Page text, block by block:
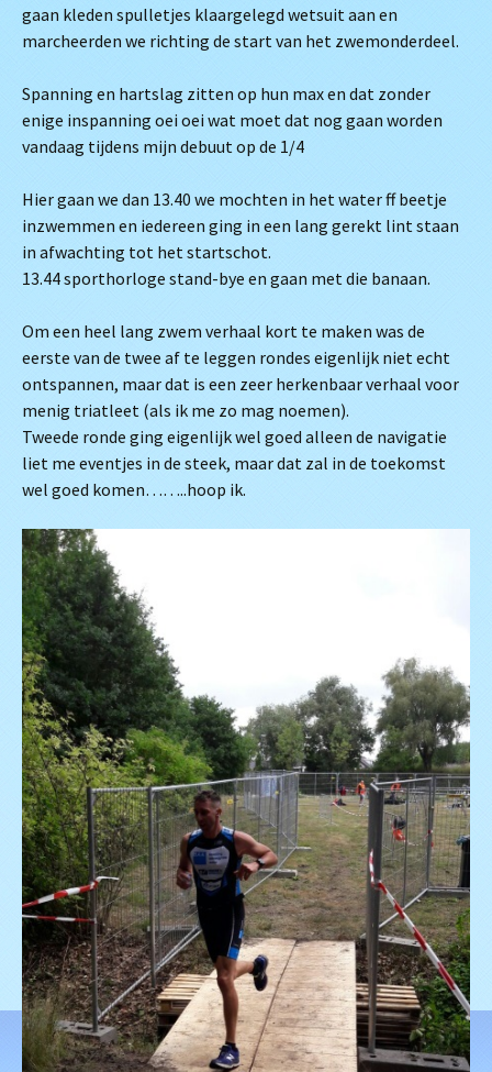
gaan kleden spulletjes klaargelegd wetsuit aan en
marcheerden we richting de start van het zwemonderdeel.
Spanning en hartslag zitten op hun max en dat zonder
enige inspanning oei oei wat moet dat nog gaan worden
vandaag tijdens mijn debuut op de 1/4
Hier gaan we dan 13.40 we mochten in het water ff beetje
inzwemmen en iedereen ging in een lang gerekt lint staan
in afwachting tot het startschot.
13.44 sporthorloge stand-bye en gaan met die banaan.
Om een heel lang zwem verhaal kort te maken was de
eerste van de twee af te leggen rondes eigenlijk niet echt
ontspannen, maar dat is een zeer herkenbaar verhaal voor
menig triatleet (als ik me zo mag noemen).
Tweede ronde ging eigenlijk wel goed alleen de navigatie
liet me eventjes in de steek, maar dat zal in de toekomst
wel goed komen……..hoop ik.